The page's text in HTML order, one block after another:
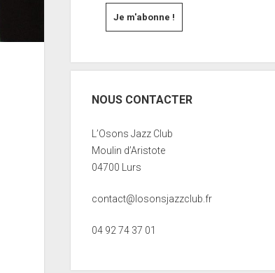
NOUS CONTACTER
L’Osons Jazz Club
Moulin d’Aristote
04700 Lurs
contact@losonsjazzclub.fr
04 92 74 37 01